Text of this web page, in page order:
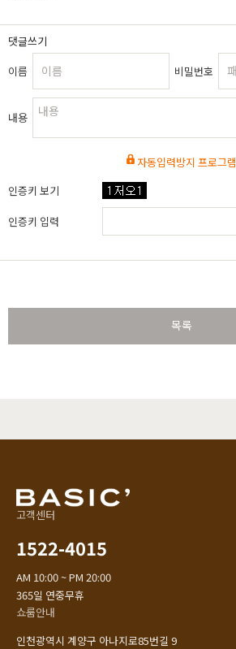
댓글쓰기
이름
비밀번호
내용
자동입력방지 프로그램
인증키 보기
인증키 입력
목록
고객센터
1522-4015
AM 10:00 ~ PM 20:00
365일 연중무휴
쇼룸안내
인천광역시 계양구 아나지로85번길 9